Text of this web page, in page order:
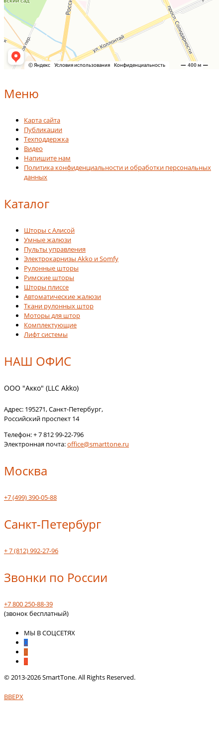
Меню
Карта сайта
Публикации
Техподдержка
Видео
Напишите нам
Политика конфиденциальности и обработки персональных
данных
Каталог
Шторы с Алисой
Умные жалюзи
Пульты управления
Электрокарнизы Akko и Somfy
Рулонные шторы
Римские шторы
Шторы плиссе
Автоматические жалюзи
Ткани рулонных штор
Моторы для штор
Комплектующие
Лифт системы
НАШ ОФИС
ООО "Акко" (LLC Akko)
Адрес: 195271,Санкт-Петербург,
Российский проспект 14
Телефон:+ 7 812 99-22-796
Электронная почта:office@smarttone.ru
Москва
+7 (499) 390-05-88
Санкт-Петербург
+ 7 (812) 992-27-96
Звонки по России
+7 800 250-88-39
(звонок бесплатный)
МЫ В СОЦСЕТЯХ
© 2013-2026 SmartTone. All Rights Reserved.
ВВЕРХ